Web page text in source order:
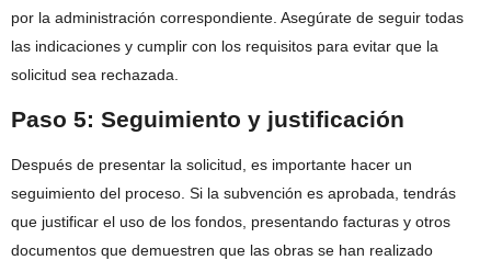
por la administración correspondiente. Asegúrate de seguir todas
las indicaciones y cumplir con los requisitos para evitar que la
solicitud sea rechazada.
Paso 5: Seguimiento y justificación
Después de presentar la solicitud, es importante hacer un
seguimiento del proceso. Si la subvención es aprobada, tendrás
que justificar el uso de los fondos, presentando facturas y otros
documentos que demuestren que las obras se han realizado